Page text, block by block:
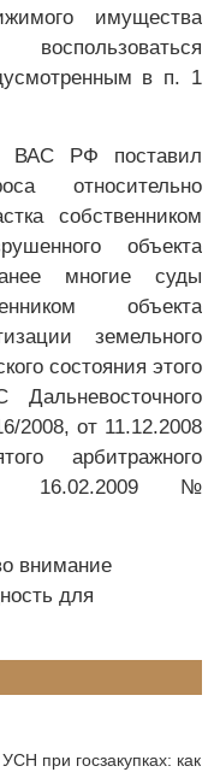
имущества
в п. 1
ВАС РФ поставил
относительно
собственником
объекта
многие суды
объекта
земельного
состояния этого
2008, от 11.12.2008
арбитражного
16.02.2009 №
внимание
для
при госзакупках: как